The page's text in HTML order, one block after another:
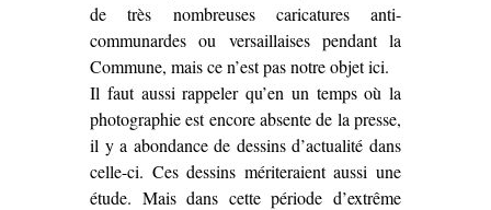
de très nombreuses caricatures anti-
communardes ou versaillaises pendant la
Commune, mais ce n’est pas notre objet ici.
Il faut aussi rappeler qu’en un temps où la
photographie est encore absente de la presse,
il y a abondance de dessins d’actualité dans
celle-ci. Ces dessins mériteraient aussi une
étude. Mais dans cette période d’extrême